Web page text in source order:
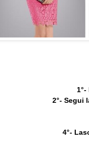
2°- Segui
4°-